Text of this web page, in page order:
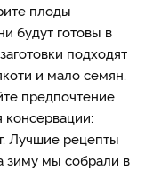
плоды
будут готовы в
подходят
и мало семян.
предпочтение
Лучшие рецепты
зиму мы собрали в